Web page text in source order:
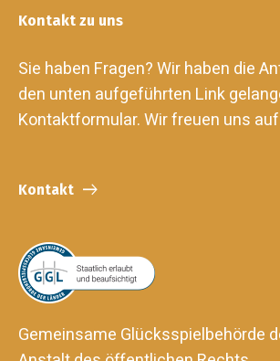
Kontakt zu uns
Sie haben Fragen? Wir haben die
den unten aufgeführten Link
Kontaktformular. Wir freuen uns
Kontakt
Gemeinsame Glücksspielbehörde